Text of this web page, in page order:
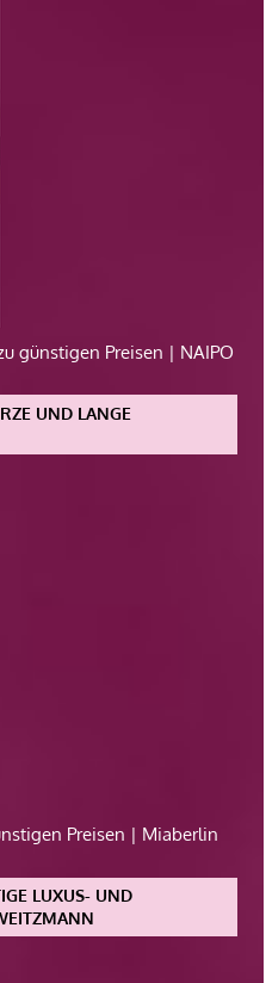
günstigen Preisen | NAIPO
UND LANGE
Preisen | Miaberlin
LUXUS- UND